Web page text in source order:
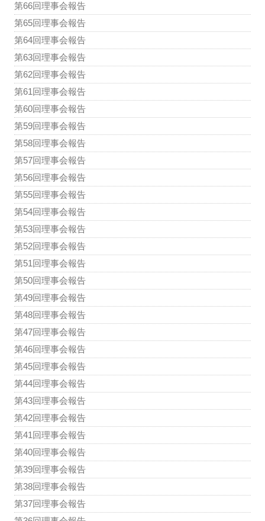
第66回理事会報告
第65回理事会報告
第64回理事会報告
第63回理事会報告
第62回理事会報告
第61回理事会報告
第60回理事会報告
第59回理事会報告
第58回理事会報告
第57回理事会報告
第56回理事会報告
第55回理事会報告
第54回理事会報告
第53回理事会報告
第52回理事会報告
第51回理事会報告
第50回理事会報告
第49回理事会報告
第48回理事会報告
第47回理事会報告
第46回理事会報告
第45回理事会報告
第44回理事会報告
第43回理事会報告
第42回理事会報告
第41回理事会報告
第40回理事会報告
第39回理事会報告
第38回理事会報告
第37回理事会報告